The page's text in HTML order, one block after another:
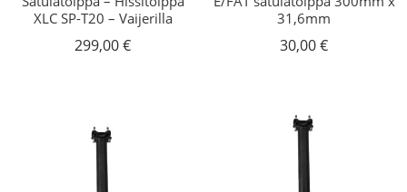
XLC SP-T20 – Vaijerilla
299,00€
31,6mm
30,00€